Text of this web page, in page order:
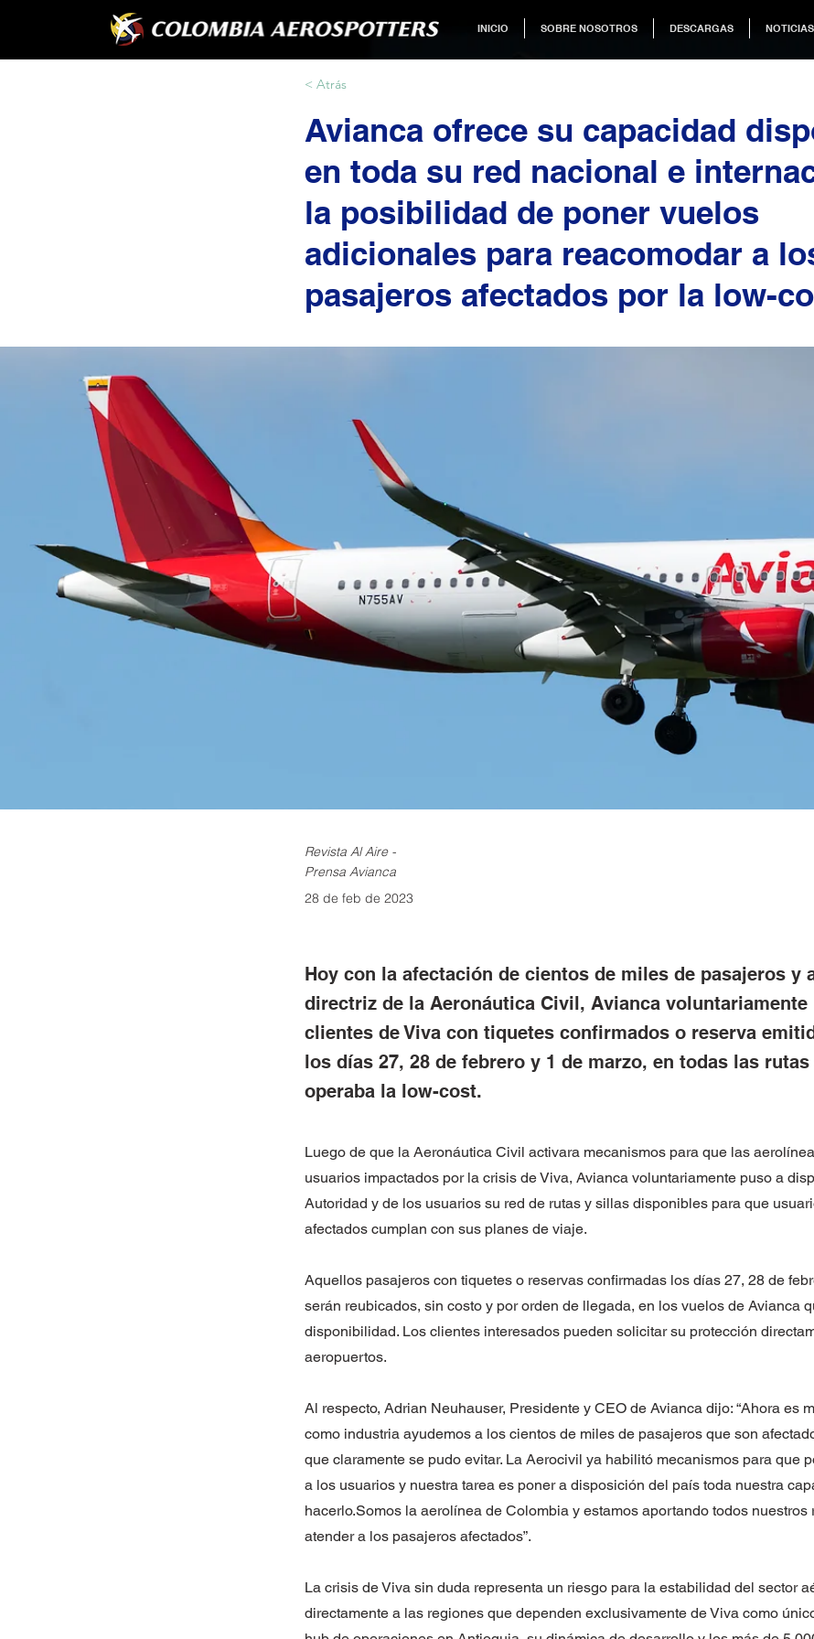
INICIO SOBRE NOSOTROS DESCARGAS NOTICIAS
< Atrás
Avianca ofrece su capacidad
en toda su red nacional e
la posibilidad de poner vuelos
adicionales para reacomodar a
pasajeros afectados por la low-
Revista Al Aire -
Prensa Avianca
28 de feb de 2023
Hoy con la afectación de cientos de miles de pasajeros y
directriz de la Aeronáutica Civil, Avianca voluntariamente
clientes de Viva con tiquetes confirmados o reserva
los días 27, 28 de febrero y 1 de marzo, en todas las
operaba la low-cost.
Luego de que la Aeronáutica Civil activara mecanismos para que las
usuarios impactados por la crisis de Viva, Avianca voluntariamente puso a
Autoridad y de los usuarios su red de rutas y sillas disponibles para que
afectados cumplan con sus planes de viaje.
Aquellos pasajeros con tiquetes o reservas confirmadas los días 27, 28 de
serán reubicados, sin costo y por orden de llegada, en los vuelos de Avianca
disponibilidad. Los clientes interesados pueden solicitar su protección
aeropuertos.
Al respecto, Adrian Neuhauser, Presidente y CEO de Avianca dijo: “Ahora es
como industria ayudemos a los cientos de miles de pasajeros que son
que claramente se pudo evitar. La Aerocivil ya habilitó mecanismos para que
a los usuarios y nuestra tarea es poner a disposición del país toda nuestra
hacerlo.Somos la aerolínea de Colombia y estamos aportando todos nuestros
atender a los pasajeros afectados”.
La crisis de Viva sin duda representa un riesgo para la estabilidad del sector
directamente a las regiones que dependen exclusivamente de Viva como